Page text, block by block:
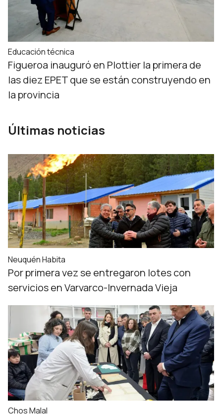
Educación técnica
Figueroa inauguró en Plottier la primera de
las diez EPET que se están construyendo en
la provincia
Últimas noticias
Neuquén Habita
Por primera vez se entregaron lotes con
servicios en Varvarco-Invernada Vieja
Chos Malal